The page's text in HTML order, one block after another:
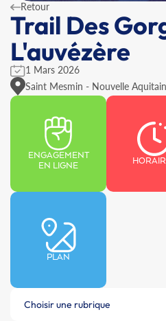
Retour
Trail Des
L'auvézère
1 Mars 2026
Saint Mesmin - Nouvelle
ENGAGEMENT
EN LIGNE
PLAN
Choisir une rubrique